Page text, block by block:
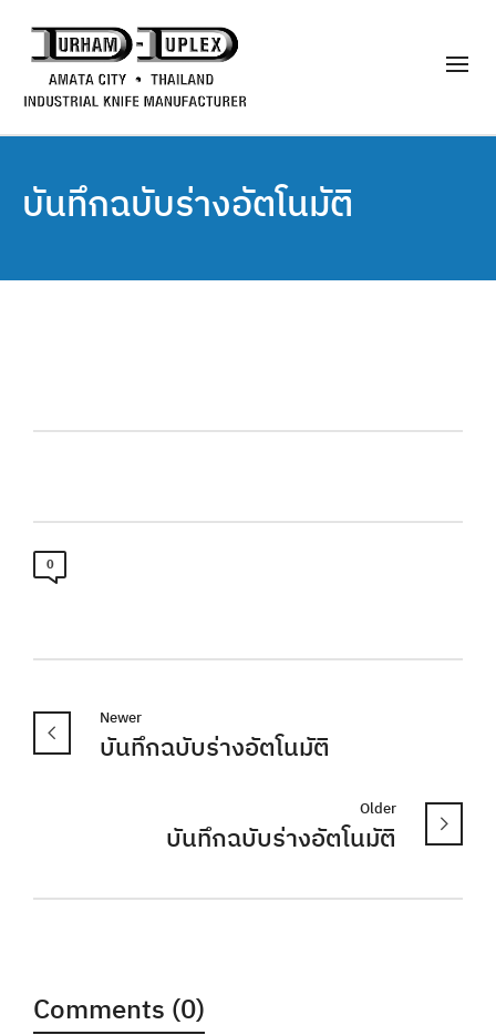
บันทึกฉบับร่างอัตโนมัติ
0
Newer
บันทึกฉบับร่างอัตโนมัติ
Older
บันทึกฉบับร่างอัตโนมัติ
Comments (0)